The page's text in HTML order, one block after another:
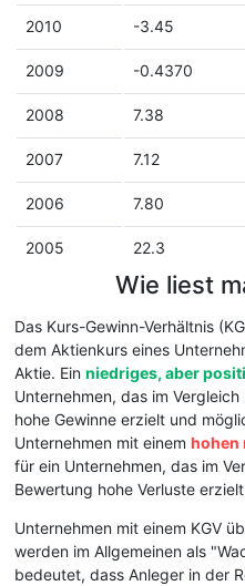
2010 -3.45
2009 -0.4370
2008 7.38
2007 7.12
2006 7.80
2005 22.3
Wie liest
Das Kurs-Gewinn-Verhältnis
dem Aktienkurs eines
Aktie. Ein niedriges, aber
Unternehmen, das im
hohe Gewinne erzielt und
Unternehmen mit einem hohen
für ein Unternehmen, das im
Bewertung hohe Verluste
Unternehmen mit einem KGV
werden im Allgemeinen als
bedeutet, dass Anleger in der